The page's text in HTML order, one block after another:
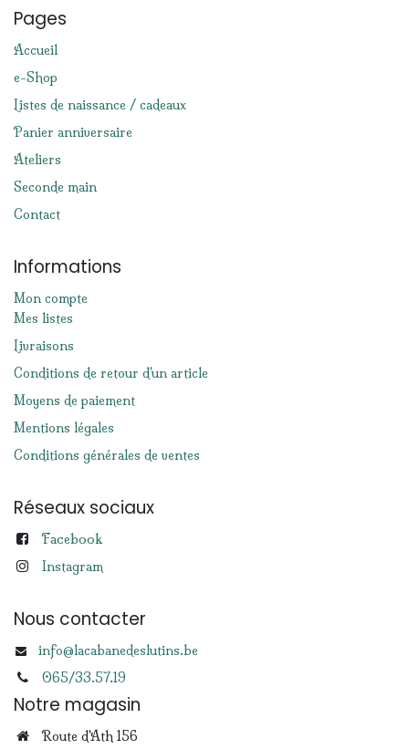
Pages
Accueil
e-Shop
Listes de naissance / cadeaux
Panier anniversaire
Ateliers
Seconde main
Contact
Informations
Mon compte
Mes listes
Livraisons
Conditions de retour d'un article
Moyens de paiement
Mentions légales
Conditions générales de ventes
Réseaux sociaux
Facebook
Instagram
Nous contacter
info@lacabanedeslutins.be
065/33.57.19
Notre magasin
Route d'Ath 156